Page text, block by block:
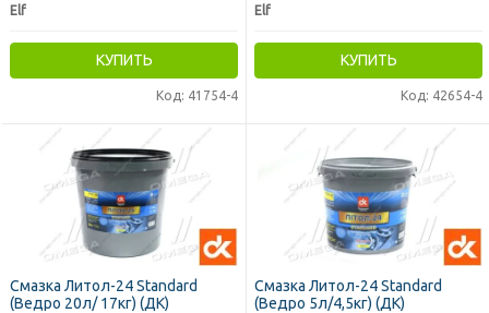
Elf
КУПИТЬ
Код: 41754-4
Elf
КУПИТЬ
Код: 42654-4
Смазка Литол-24 Standard
(Ведро 20л/ 17кг) (ДК)
Смазка Литол-24 Standard
(Ведро 5л/4,5кг) (ДК)